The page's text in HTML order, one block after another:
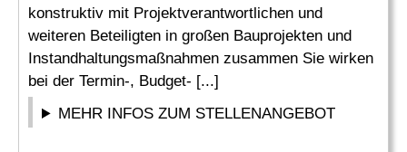
konstruktiv mit Projektverantwortlichen und
weiteren Beteiligten in großen Bauprojekten und
Instandhaltungsmaßnahmen zusammen Sie wirken
bei der Termin-, Budget- [...]
MEHR INFOS ZUM STELLENANGEBOT